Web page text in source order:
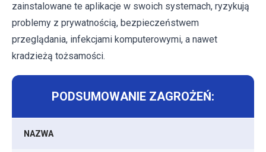
zainstalowane te aplikacje w swoich systemach, ryzykują
problemy z prywatnością, bezpieczeństwem
przeglądania, infekcjami komputerowymi, a nawet
kradzieżą tożsamości.
PODSUMOWANIE ZAGROŻEŃ:
NAZWA